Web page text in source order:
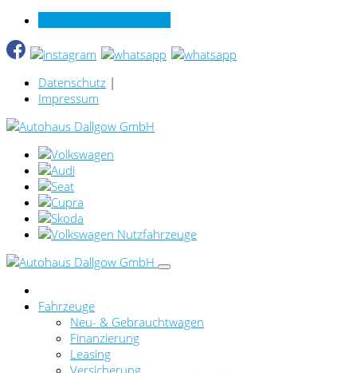
Datenschutz |
Impressum
Fahrzeuge
Neu- & Gebrauchtwagen
Finanzierung
Leasing
Versicherung